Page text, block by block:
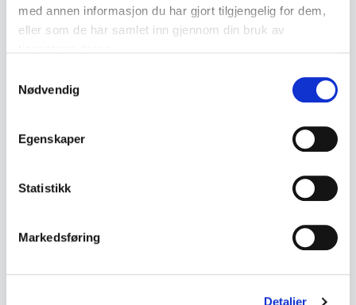
med annen informasjon du har gjort tilgjengelig for dem,
eller som de har samlet inn gjennom din bruk av
Nødvendig
Egenskaper
Statistikk
Markedsføring
Detaljer
partition forming two stalls.
• Internal partition wall
• Antique toy, likely from the 1900s
• Measurements:
- Width approx. 19.5 cm